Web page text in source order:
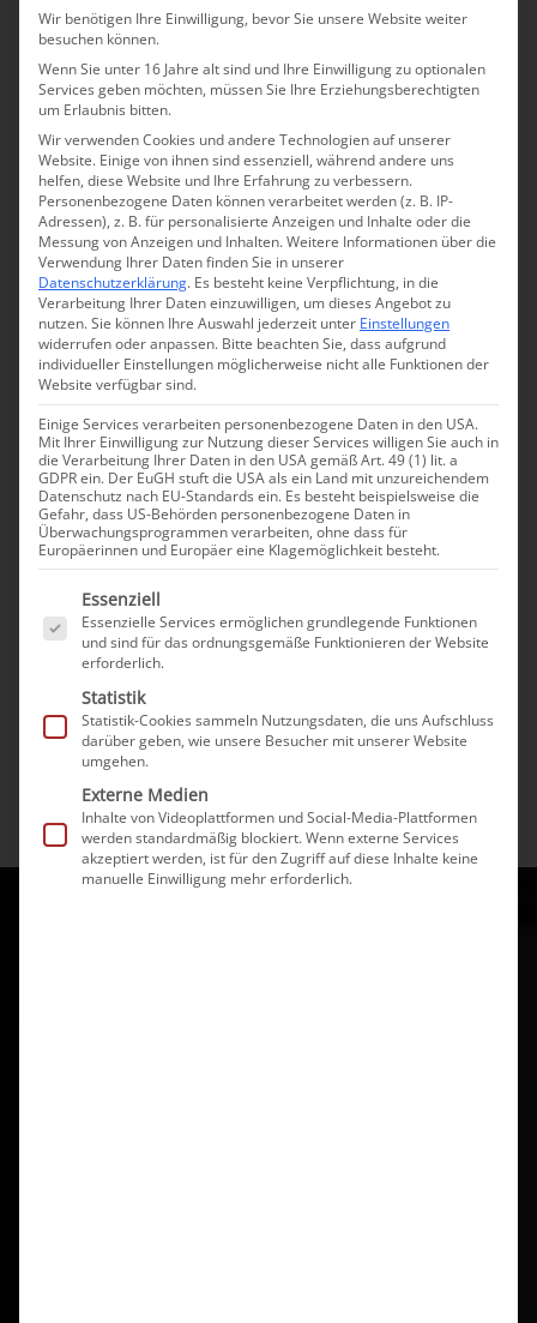
Related Posts
Dr. Shab im
Interview zum
Thema
Grasmilben (hr
am 16.09.24)
PRF-
Behandlung
6. Mai 2024
Wir benötigen Ihre Einwilligung, bevor Sie unsere Website weiter
besuchen können.
Wenn Sie unter 16 Jahre alt sind und Ihre Einwilligung zu optionalen
Services geben möchten, müssen Sie Ihre Erziehungsberechtigten
um Erlaubnis bitten.
Wir verwenden Cookies und andere Technologien auf unserer
Website. Einige von ihnen sind essenziell, während andere uns
helfen, diese Website und Ihre Erfahrung zu verbessern.
Personenbezogene Daten können verarbeitet werden (z. B. IP-
Adressen), z. B. für personalisierte Anzeigen und Inhalte oder die
Messung von Anzeigen und Inhalten.Weitere Informationen über die
Verwendung Ihrer Daten finden Sie in unserer
Datenschutzerklärung. Es besteht keine Verpflichtung, in die
Verarbeitung Ihrer Daten einzuwilligen, um dieses Angebot zu
nutzen.Sie können Ihre Auswahl jederzeit unter Einstellungen
widerrufen oder anpassen. Bitte beachten Sie, dass aufgrund
individueller Einstellungen möglicherweise nicht alle Funktionen der
Website verfügbar sind.
Einige Services verarbeiten personenbezogene Daten in den USA.
Mit Ihrer Einwilligung zur Nutzung dieser Services willigen Sie auch in
die Verarbeitung Ihrer Daten in den USA gemäß Art. 49 (1) lit. a
GDPR ein. Der EuGH stuft die USA als ein Land mit unzureichendem
Datenschutz nach EU-Standards ein. Es besteht beispielsweise die
Gefahr, dass US-Behörden personenbezogene Daten in
Überwachungsprogrammen verarbeiten, ohne dass für
Europäerinnen und Europäer eine Klagemöglichkeit besteht.
Es folgt eine Liste der Service-Gruppen, für die
Essenziell
Essenzielle Services ermöglichen grundlegende Funktionen
und sind für das ordnungsgemäße Funktionieren der Website
erforderlich.
Statistik
Statistik-Cookies sammeln Nutzungsdaten, die uns Aufschluss
darüber geben, wie unsere Besucher mit unserer Website
umgehen.
Externe Medien
Inhalte von Videoplattformen und Social-Media-Plattformen
werden standardmäßig blockiert. Wenn externe Services
akzeptiert werden, ist für den Zugriff auf diese Inhalte keine
manuelle Einwilligung mehr erforderlich.